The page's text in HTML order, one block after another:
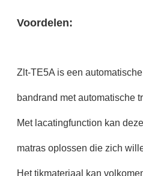
Voordelen:
Zlt-TE5A is een
bandrand met automatische
Met lacatingfunction kan
matras oplossen die zich
Het tikmateriaal kan